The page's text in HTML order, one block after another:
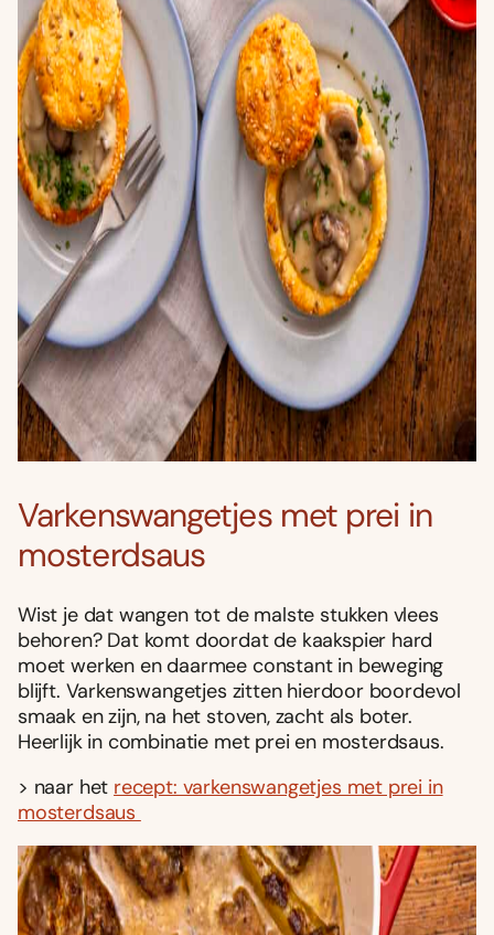
Varkenswangetjes met prei in
mosterdsaus
Wist je dat wangen tot de malste stukken vlees
behoren? Dat komt doordat de kaakspier hard
moet werken en daarmee constant in beweging
blijft. Varkenswangetjes zitten hierdoor boordevol
smaak en zijn, na het stoven, zacht als boter.
Heerlijk in combinatie met prei en mosterdsaus.
> naar het recept: varkenswangetjes met prei in
mosterdsaus